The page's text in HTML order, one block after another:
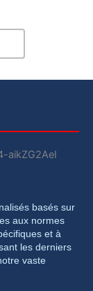
basés sur
aux normes
et à
les derniers
vaste